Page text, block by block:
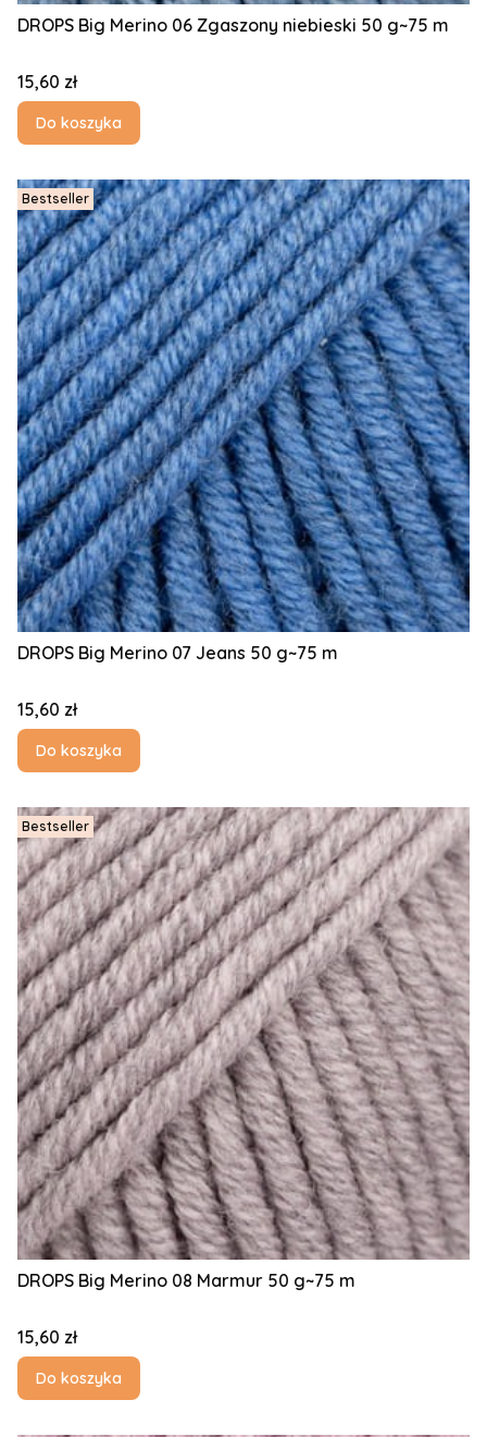
DROPS Big Merino 06 Zgaszony niebieski 50 g~75 m
Cena
15,60 zł
Do koszyka
Bestseller
DROPS Big Merino 07 Jeans 50 g~75 m
Cena
15,60 zł
Do koszyka
Bestseller
DROPS Big Merino 08 Marmur 50 g~75 m
Cena
15,60 zł
Do koszyka